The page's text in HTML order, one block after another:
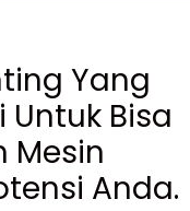
Yang
Untuk Bisa
Mesin
Anda.